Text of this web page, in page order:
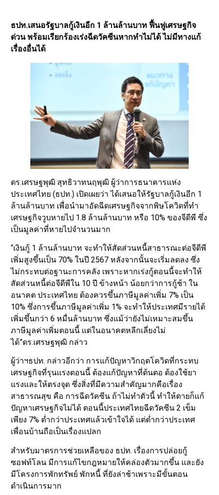
ธปท.เสนอรัฐบาลกู้เงินอีก 1 ล้านล้านบาท ฟื้นฟูเศรษฐกิจ
ด่วน พร้อมเรียกร้องเร่งฉีดวัคซีนหากทำไม่ได้ ไม่มีทางแก้
เรื่องอื่นได้
ดร.เศรษฐพุฒิ สุทธิวาทนฤพุฒิ ผู้ว่าการธนาคารแห่ง
ประเทศไทย (ธปท.) เปิดเผยว่า ได้เสนอให้รัฐบาลกู้เงินอีก 1
ล้านล้านบาท เพื่อนำมาอัดฉีดเศรษฐกิจจากพิษโควิดที่ทำ
เศรษฐกิจวูบหายไป 1.8 ล้านล้านบาท หรือ 10% ของจีดีพี ซึ่ง
เป็นมูลค่าที่หายไปจำนวนมาก
“เงินกู้ 1 ล้านล้านบาท จะทำให้สัดส่วนหนี้สาธารณะต่อจีดีพี
เพิ่มสูงขึ้นเป็น 70% ในปี 2567 หลังจากนั้นจะเริ่มลดลง ซึ่ง
ไม่กระทบต่อฐานะการคลัง เพราะหากเร่งกู้ตอนนี้จะทำให้
สัดส่วนหนี้ต่อจีดีพีใน 10 ปี ข้างหน้า น้อยกว่าการกู้ช้า ใน
อนาคต ประเทศไทย ต้องควรขึ้นภาษีมูลค่าเพิ่ม 7% เป็น
10% ซึ่งการขึ้นภาษีมูลค่าเพิ่ม 1% จะทำให้ประเทศมีรายได้
เพิ่มขึ้นกว่า 6 หมื่นล้านบาท ซึ่งแม้ว่ายังไม่เหมาะสมขึ้น
ภาษีมูลค่าเพิ่มตอนนี้ แต่ในอนาคตหลีกเลี่ยงไม่
ได้”ดร.เศรษฐพุฒิ กล่าว
ผู้ว่าฯธปท. กล่าวอีกว่า การแก้ปัญหาวิกฤตโควิดที่กระทบ
เศรษฐกิจที่รุนแรงตอนนี้ ต้องแก้ปัญหาที่ต้นตอ ต้องใช้ยา
แรงและให้ตรงจุด ซึ่งสิ่งที่มีความสำคัญมากคือเรื่อง
สาธารณสุข คือ การฉีดวัคซีน ถ้าไม่ทำตัวนี้ ทำให้ตายก็แก้
ปัญหาเศรษฐกิจไม่ได้ ตอนนี้ประเทศไทยฉีดวัคซีน 2 เข็ม
เพียง 7% ต่ำกว่าประเทศแล้วเข้าใจได้ แต่ต่ำกว่าประเทศ
เพื่อนบ้านถือเป็นเรื่องแปลก
สำหรับมาตรการช่วยเหลือของ ธปท. เรื่องการปล่อยกู้
ซอฟท์โลน มีการแก้ไขกฎหมายให้คล่องตัวมากขึ้น และยัง
มีโครงการพักทรัพย์ พักหนี้ ที่ยังล่าช้าเพราะมีขั้นตอน
ดำเนินการมาก